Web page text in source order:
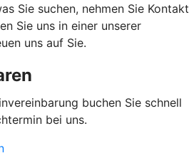
Sie suchen, nehmen Sie Kontakt
Sie uns in einer unserer
uns auf Sie.
buchen Sie schnell
bei uns.